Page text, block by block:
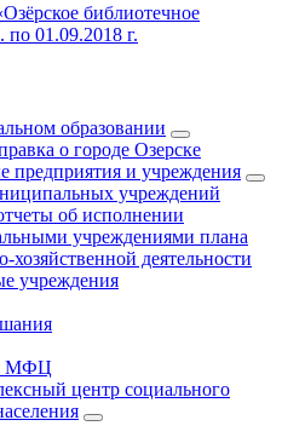
библиотечное
по 01.09.2018 г.
образовании
о городе Озерске
предприятия и учреждения
учреждений
об исполнении
учреждениями плана
хозяйственной деятельности
учреждения
МФЦ
центр социального